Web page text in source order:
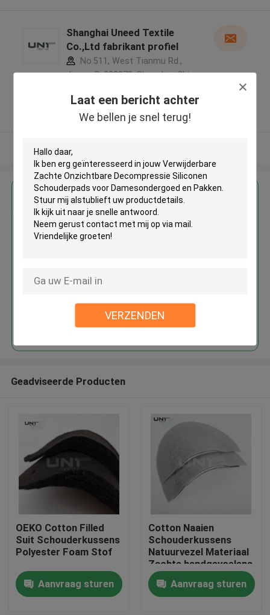
Laat een bericht achter
We bellen je snel terug!
VERZENDEN
Thuis
Producten
Shanghai Uneed Textile
Co.,Ltd fabrikant profiel
No.511, West Tianmu Rd.,
Jingan D. 200070, Shanghai, China
5.0
Geverifieerde Leverancier
Krijg de beste prijs voor
Verwijderbare Zachte
Doorgaan
Geadviseerde Producten
OEKO Cotton Filled
Suit Schouderkussens
Polyester Foam Stof
Aanvraag sturen
Cotton Naaien
Schouderkussens
Natuurvezel Materiaal
Zachte handgevoelens
Voor Mensen Jackets
Pak Aanvraag sturen